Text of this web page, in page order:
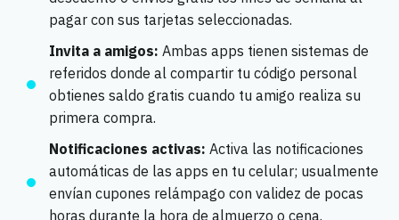
pagar con sus tarjetas seleccionadas.
Invita a amigos: Ambas apps tienen sistemas de
referidos donde al compartir tu código personal
obtienes saldo gratis cuando tu amigo realiza su
primera compra.
Notificaciones activas: Activa las notificaciones
automáticas de las apps en tu celular; usualmente
envían cupones relámpago con validez de pocas
horas durante la hora de almuerzo o cena.